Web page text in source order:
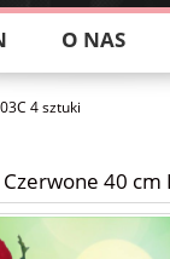
O NAS
4 sztuki
40 cm